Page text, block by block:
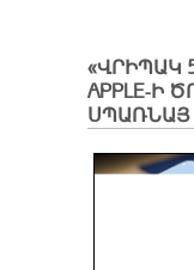
«ՎՐԻՊԱԿ
APPLE-Ի
ՍՊԱՌՆԱՅ